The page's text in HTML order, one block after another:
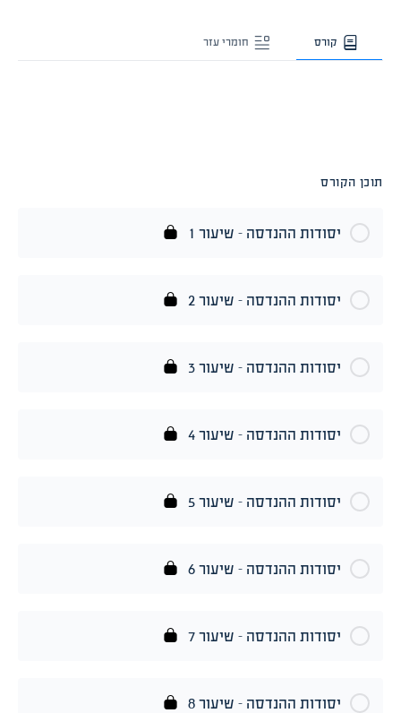
קורס חומרי עזר
תוכן הקורס
יסודות ההנדסה – שיעור 1
יסודות ההנדסה – שיעור 2
יסודות ההנדסה – שיעור 3
יסודות ההנדסה – שיעור 4
יסודות ההנדסה – שיעור 5
יסודות ההנדסה – שיעור 6
יסודות ההנדסה – שיעור 7
יסודות ההנדסה – שיעור 8